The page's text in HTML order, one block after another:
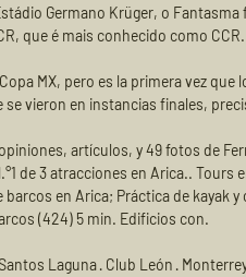
Germano Krüger, o Fantasma
que é mais conhecido como CCR.
MX, pero es la primera vez que
vieron en instancias finales,
artículos, y 49 fotos de
de 3 atracciones en Arica.. Tours
en Arica; Práctica de kayak y
(424) 5 min. Edificios con.
Laguna · Club León ·